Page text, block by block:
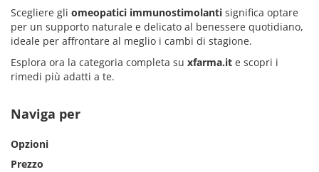
Scegliere gli omeopatici immunostimolanti significa optare
per un supporto naturale e delicato al benessere quotidiano,
ideale per affrontare al meglio i cambi di stagione.
Esplora ora la categoria completa su xfarma.it e scopri i
rimedi più adatti a te.
Naviga per
Opzioni
Prezzo